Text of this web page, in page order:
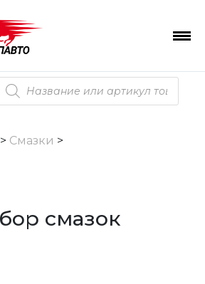
товаров
> Смазки >
смазок